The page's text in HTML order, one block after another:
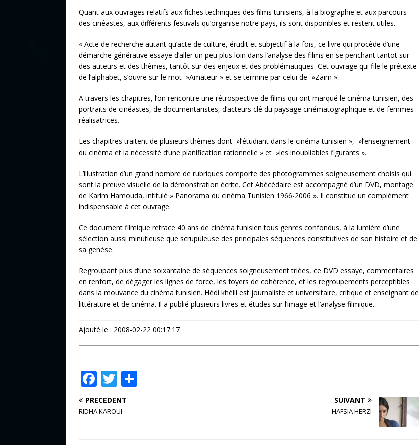
Quant aux ouvrages relatifs aux fiches techniques des films tunisiens, à la biographie et aux parcours
des cinéastes, aux différents festivals qu’organise notre pays, ils sont disponibles et restent utiles.
« Acte de recherche autant qu’acte de culture, érudit et subjectif à la fois, ce livre qui procède d’une
démarche générative essaye d’aller un peu plus loin dans l’analyse des films en se penchant tantot sur
des auteurs et des thèmes, tantôt sur des enjeux et des problématiques. Cet ouvrage qui file le prétexte
de l’alphabet, s’ouvre sur le mot »Amateur » et se termine par celui de »Zaim ».
A travers les chapitres, l’on rencontre une rétrospective de films qui ont marqué le cinéma tunisien, des
portraits de cinéastes, de documentaristes, d’acteurs clé du paysage cinématographique et de femmes
réalisatrices.
Les chapitres traitent de plusieurs thèmes dont »l’étudiant dans le cinéma tunisien », »l’enseignement
du cinéma et la nécessité d’une planification rationnelle » et »les inoubliables figurants ».
L’illustration d’un grand nombre de rubriques comporte des photogrammes soigneusement choisis qui
sont la preuve visuelle de la démonstration écrite. Cet Abécédaire est accompagné d’un DVD, montage
de Karim Hamouda, intitulé » Panorama du cinéma Tunisien 1966-2006 ». Il constitue un complément
indispensable à cet ouvrage.
Ce document filmique retrace 40 ans de cinéma tunisien tous genres confondus, à la lumière d’une
sélection aussi minutieuse que scrupuleuse des principales séquences constitutives de son histoire et de
sa genèse.
Regroupant plus d’une soixantaine de séquences soigneusement triées, ce DVD essaye, commentaires
en renfort, de dégager les lignes de force, les foyers de cohérence, et les regroupements perceptibles
dans la mouvance du cinéma tunisien. Hédi khélil est journaliste et universitaire, critique et enseignant de
littérature et de cinéma. Il a publié plusieurs livres et études sur l’image et l’analyse filmique.
Ajouté le : 2008-02-22 00:17:17
F
a
c
T
w
it
PRÉCÉDENT
RIDHA KAROUI
SUIVANT
HAFSIA HERZI